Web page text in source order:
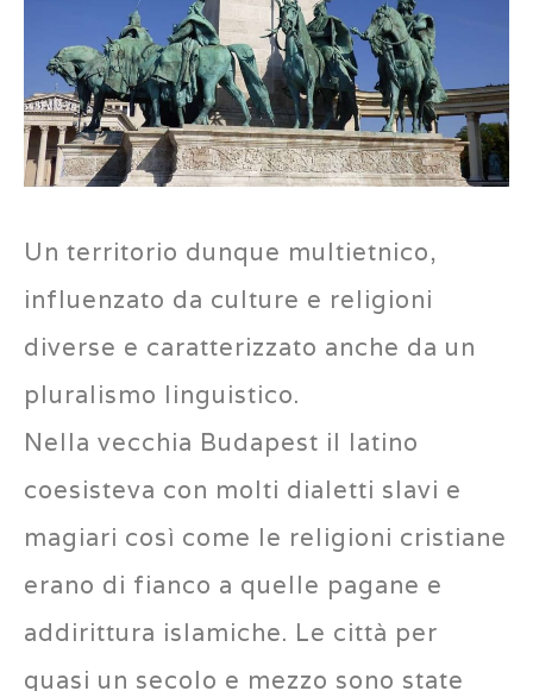
Un territorio dunque multietnico,
influenzato da culture e religioni
diverse e caratterizzato anche da un
pluralismo linguistico.
Nella vecchia Budapest il latino
coesisteva con molti dialetti slavi e
magiari così come le religioni cristiane
erano di fianco a quelle pagane e
addirittura islamiche. Le città per
quasi un secolo e mezzo sono state